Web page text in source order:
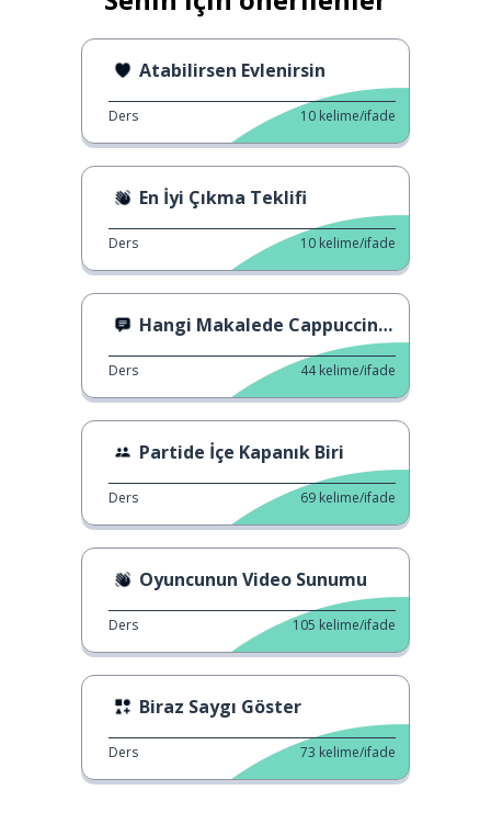
Atabilirsen Evlenirsin
Ders 10 kelime/ifade
En İyi Çıkma Teklifi
Ders 10 kelime/ifade
Hangi Makalede Cappuccino Var?
Ders 44 kelime/ifade
Partide İçe Kapanık Biri
Ders 69 kelime/ifade
Oyuncunun Video Sunumu
Ders 105 kelime/ifade
Biraz Saygı Göster
Ders 73 kelime/ifade